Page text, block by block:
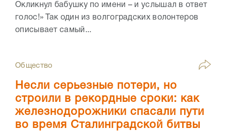
Окликнул бабушку по имени – и услышал в ответ
голос!» Так один из волгоградских волонтеров
описывает самый...
Общество
Несли серьезные потери, но
строили в рекордные сроки: как
железнодорожники спасали пути
во время Сталинградской битвы